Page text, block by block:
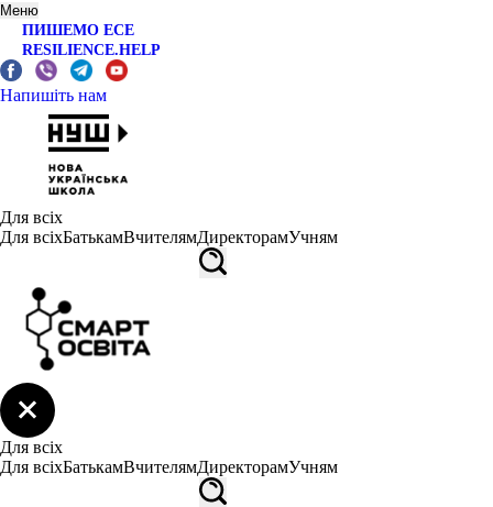
Меню
ПИШЕМО ЕСЕ
RESILIENCE.HELP
Напишіть нам
Для всіх
Для всіхБатькамВчителямДиректорамУчням
Для всіх
Для всіхБатькамВчителямДиректорамУчням